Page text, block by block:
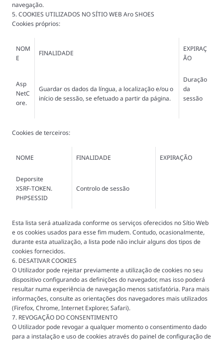
navegação.
5. COOKIES UTILIZADOS NO SÍTIO WEB Aro SHOES
Cookies próprios:
NOM
E
FINALIDADE
EXPIRAÇ
ÃO
Asp
NetC
ore.
Guardar os dados da língua, a localização e/ou o
início de sessão, se efetuado a partir da página.
Duração
da
sessão
Cookies de terceiros:
NOME FINALIDADE EXPIRAÇÃO
Deporsite
XSRF-TOKEN.
PHPSESSID
Controlo de sessão
Esta lista será atualizada conforme os serviços oferecidos no Sítio Web
e os cookies usados para esse fim mudem. Contudo, ocasionalmente,
durante esta atualização, a lista pode não incluir alguns dos tipos de
cookies fornecidos.
6. DESATIVAR COOKIES
O Utilizador pode rejeitar previamente a utilização de cookies no seu
dispositivo configurando as definições do navegador, mas isso poderá
resultar numa experiência de navegação menos satisfatória. Para mais
informações, consulte as orientações dos navegadores mais utilizados
(Firefox, Chrome, Internet Explorer, Safari).
7. REVOGAÇÃO DO CONSENTIMENTO
O Utilizador pode revogar a qualquer momento o consentimento dado
para a instalação e uso de cookies através do painel de configuração de